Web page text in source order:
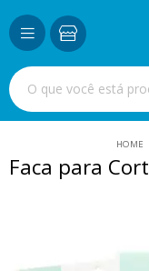
HOME
Faca para